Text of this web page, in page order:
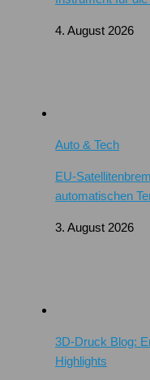
4. August 2026
Auto & Tech
EU-
automatischen
3. August 2026
3D-Druck Blog:
Highlights